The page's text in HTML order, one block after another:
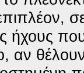
ήχους
αν